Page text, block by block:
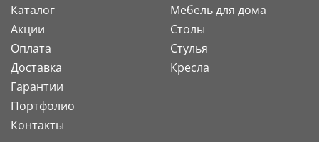
Каталог
Акции
Оплата
Доставка
Гарантии
Портфолио
Контакты
Мебель для дома
Столы
Стулья
Кресла